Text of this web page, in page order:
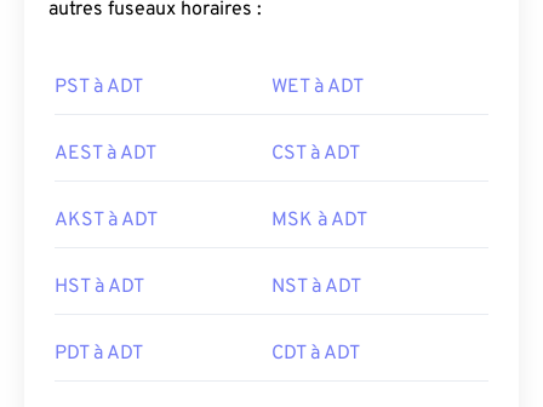
autres fuseaux horaires :
PST à ADT WET à ADT
AEST à ADT CST à ADT
AKST à ADT MSK à ADT
HST à ADT NST à ADT
PDT à ADT CDT à ADT